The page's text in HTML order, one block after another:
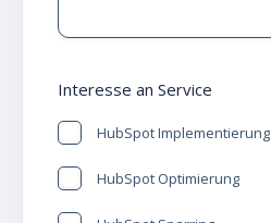
Interesse an Service
HubSpot Implementierung
HubSpot Optimierung